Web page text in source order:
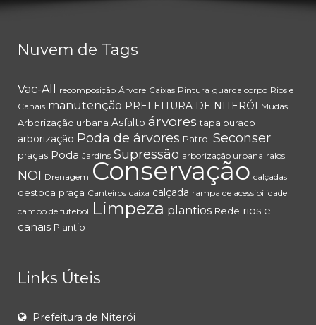
Nuvem de Tags
Vac-All recomposição Árvore Caixas Pintura guarda corpo Rios e
Canais manutenção PREFEITURA DE NITERÓI Mudas
Arborização urbana Asfalto árvores tapa buraco
arborização Poda de árvores Patrol Seconser
praças Poda Jardins Supressão arborização urbana ralos
NOI Drenagem Conservação calçadas
destoca praça Canteiros caixa calçada rampa de acessibilidade
campo de futebol Limpeza plantios Rede rios e
canais Plantio
Links Úteis
Prefeitura de Niterói